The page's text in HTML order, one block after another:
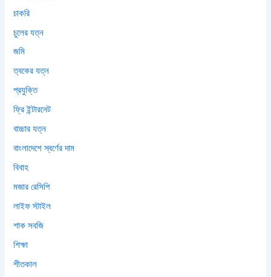
চাকরি
চুলের যত্ন
জমি
ত্বকের যত্ন
প্রযুক্তি
ফ্রি ইন্টারনেট
বাচ্চার যত্ন
বাংলাদেশে স্বর্ণের দাম
বিবাহ
মজার রেসিপি
লাইফ স্টাইল
শাক সবজি
শিক্ষা
শীতকাল